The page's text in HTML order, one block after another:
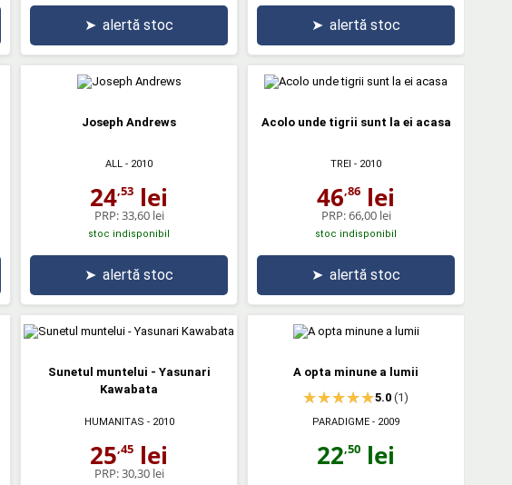
➤ alertă stoc ➤ alertă stoc
Joseph Andrews
ALL - 2010
24,53 lei
PRP:33,60 lei
stoc indisponibil
➤ alertă stoc
Acolo unde tigrii sunt la ei acasa
TREI - 2010
46,86 lei
PRP:66,00 lei
stoc indisponibil
➤ alertă stoc
Sunetul muntelui - Yasunari
Kawabata
HUMANITAS - 2010
25,45 lei
PRP:30,30 lei
A opta minune a lumii
5.0(1)
PARADIGME - 2009
22,50 lei